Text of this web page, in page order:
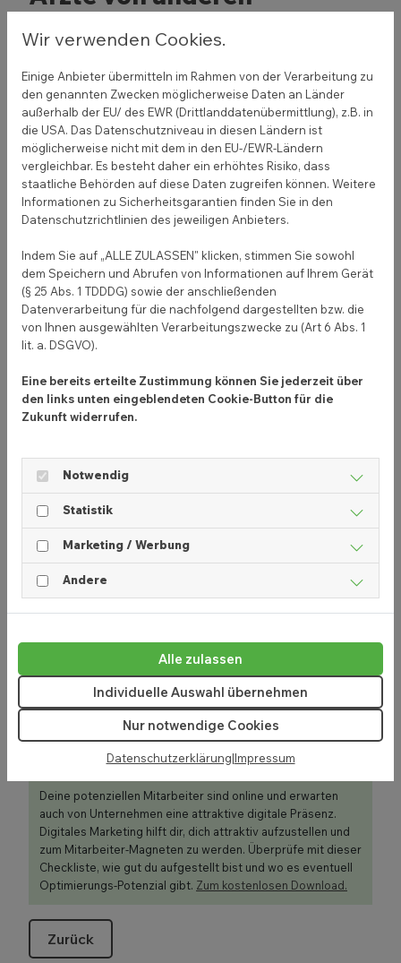
Zurück
Arztpraxen in der Stadt
Die Abgrenzung zu deiner Konkurrenz ist wichtig,
damit deine Marke sich abheben und bestehen
kann. Konzentriere dich hierbei auf deine Stärken
und darauf, was du deinen Patienten bieten willst.
Womöglich haben sie bei dir kürzere Wartezeiten
als in anderen Praxen. Oder du hast für
Berufstätige an einem Tag in der Woche nach 18
Uhr geöffnet. Oder du bietest eine Online-
Terminbuchung auf deiner Website an, was andere
Ärzte in deiner Umgebung noch nicht tun.
Fakt ist: Ein Patient fühlt sich in deiner Praxis anders
als bei einem anderen Arzt. Du bist einmalig, du
musst es nur noch erkennen und kommunizieren.
Mit einer starken Marke und einer klaren
Positionierung gelingt es dir, dich und deine Praxis
abzugrenzen und aus der Masse herauszustechen.
In diesem Leitfadenzeigen wir dir, wie du dabei
Deine potenziellen Mitarbeiter sind online und erwarten
auch von Unternehmen eine attraktive digitale Präsenz.
Digitales Marketing hilft dir, dich attraktiv aufzustellen und
zum Mitarbeiter-Magneten zu werden. Überprüfe mit dieser
Checkliste, wie gut du aufgestellt bist und wo es eventuell
Optimierungs-Potenzial gibt. Zum kostenlosen Download.
Wir verwenden Cookies.
Einige Anbieter übermitteln im Rahmen von der Verarbeitung zu
den genannten Zwecken möglicherweise Daten an Länder
außerhalb der EU/ des EWR (Drittlanddatenübermittlung), z.B. in
die USA. Das Datenschutzniveau in diesen Ländern ist
möglicherweise nicht mit dem in den EU-/EWR-Ländern
vergleichbar. Es besteht daher ein erhöhtes Risiko, dass
staatliche Behörden auf diese Daten zugreifen können. Weitere
Informationen zu Sicherheitsgarantien finden Sie in den
Datenschutzrichtlinien des jeweiligen Anbieters.
Indem Sie auf „ALLE ZULASSEN" klicken, stimmen Sie sowohl
dem Speichern und Abrufen von Informationen auf Ihrem Gerät
(§ 25 Abs. 1 TDDDG) sowie der anschließenden
Datenverarbeitung für die nachfolgend dargestellten bzw. die
von Ihnen ausgewählten Verarbeitungszwecke zu (Art 6 Abs. 1
lit. a. DSGVO).
Eine bereits erteilte Zustimmung können Sie jederzeit über
den links unten eingeblendeten Cookie-Button für die
Zukunft widerrufen.
Notwendig
Statistik
Marketing / Werbung
Andere
Datenschutzerklärung|Impressum
Nur notwendige Cookies
Individuelle Auswahl übernehmen
Alle zulassen